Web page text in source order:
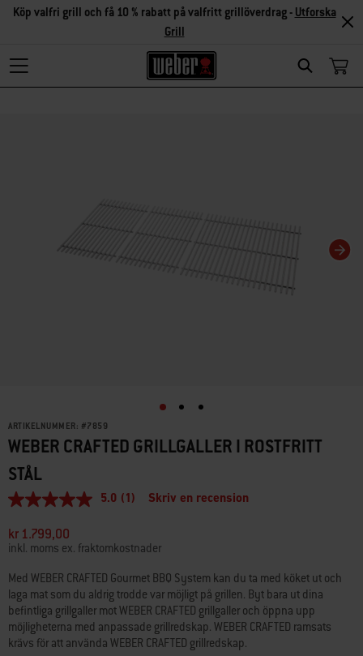
Search
Köp valfri grill och få 10 % rabatt på valfritt grillöverdrag - Utforska
Grill
ARTIKELNUMMER: #7859
WEBER CRAFTED GRILLGALLER I ROSTFRITT
STÅL
5.0
5
stjärnor,
genomsnittligt
betyg.
Read
a
Review.
Länk
till
samma
5.0 (1) Skriv en recension
kr 1.799,00
inkl. moms ex. fraktomkostnader
Med WEBER CRAFTED Gourmet BBQ System kan du ta med köket ut och
laga mat som du aldrig trodde var möjligt på grillen. Byt bara ut dina
befintliga grillgaller mot WEBER CRAFTED grillgaller och öppna upp
möjligheterna med anpassade grillredskap. WEBER CRAFTED ramsats
krävs för att använda WEBER CRAFTED grillredskap.